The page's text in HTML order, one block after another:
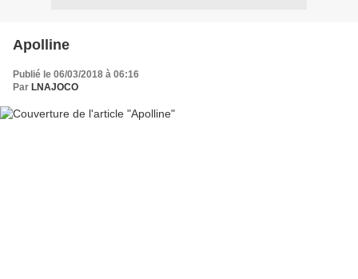
Apolline
Publié le 06/03/2018 à 06:16
Par LNAJOCO